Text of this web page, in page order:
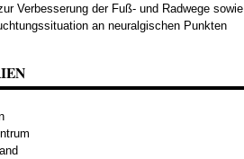
Verbesserung der Fuß- und Radwege sowie
an neuralgischen Punkten